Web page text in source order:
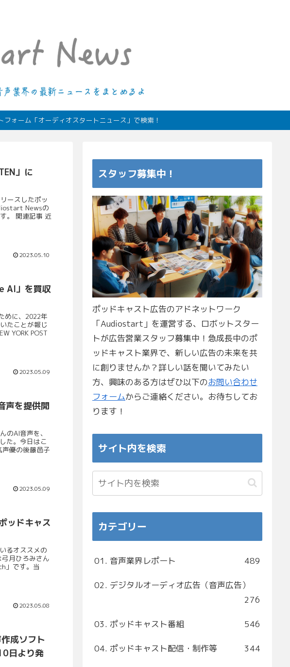
ォーム「オーディオスタートニュース」で検索！
」に
ースしたポッ
Newsの
。 関連記事 近
2023.05.10
AI」を買収
めに、2022年
たことが報じ
YORK POST
2023.05.09
声を提供開
のAI音声を、
た。今日はこ
優の後藤邑子
2023.05.09
ッドキャス
るオススメの
月ひろみさん
」です。当
2023.05.08
成ソフト
日より発
スタッフ募集中！
ポッドキャスト広告のアドネットワーク
「Audiostart」を運営する、ロボットスター
トが広告営業スタッフ募集中！急成長中のポ
ッドキャスト業界で、新しい広告の未来を共
に創りませんか？詳しい話を聞いてみたい
方、興味のある方はぜひ以下のお問い合わせ
フォームからご連絡ください。お待ちしてお
ります！
サイト内を検索
カテゴリー
01. 音声業界レポート 489
02. デジタルオーディオ広告（音声広告）
276
03. ポッドキャスト番組 546
04. ポッドキャスト配信・制作等 344